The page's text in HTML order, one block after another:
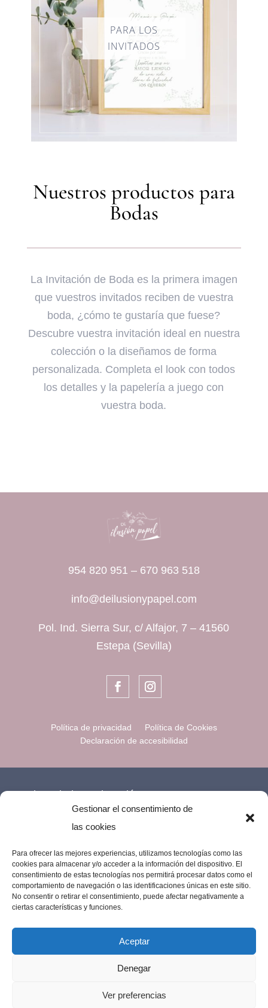
Gestionar el consentimiento de
las cookies
Para ofrecer las mejores experiencias, utilizamos tecnologías como las
cookies para almacenar y/o acceder a la información del dispositivo. El
consentimiento de estas tecnologías nos permitirá procesar datos como el
comportamiento de navegación o las identificaciones únicas en este sitio.
No consentir o retirar el consentimiento, puede afectar negativamente a
ciertas características y funciones.
Aceptar
Denegar
Ver preferencias
Nuestros productos para
Bodas
La Invitación de Boda es la primera imagen
que vuestros invitados reciben de vuestra
boda, ¿cómo te gustaría que fuese?
Descubre vuestra invitación ideal en nuestra
colección o la diseñamos de forma
personalizada. Completa el look con todos
los detalles y la papelería a juego con
vuestra boda.
954 820 951 – 670 963 518
info@deilusionypapel.com
Pol. Ind. Sierra Sur, c/ Alfajor, 7 – 41560
Estepa (Sevilla)
Política de privacidad
Política de Cookies
Declaración de accesibilidad
Financiado por la Unión Europea –
NextGenerationEU.
Imprenta Los Remedios © 2023 | Todos los